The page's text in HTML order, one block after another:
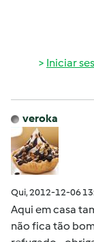
Iniciar
veroka
Qui, 2012-12-06
Aqui em casa
não fica tão